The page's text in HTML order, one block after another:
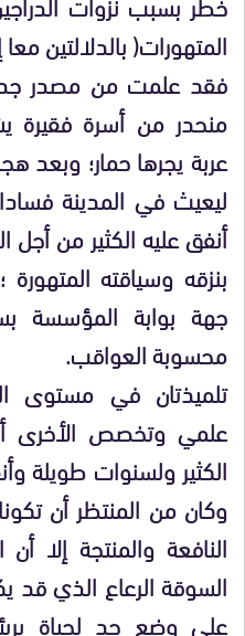
المتهورات( بالدلالتين
فقد علمت من مصدر جد
منحدر من أسرة فقيرة
عربة يجرها حمار؛ وبعد
ليعيث في المدينة
أنفق عليه الكثير من
بنزقه وسياقته
جهة بوابة المؤسسة
محسوبة العواقب.
تلميذتان في مستوى
علمي وتخصص الأخرى
الكثير ولسنوات طويلة
وكان من المنتظر أن
النافعة والمنتجة إلا
السوقة الرعاع الذي
على وضع حد لحياة